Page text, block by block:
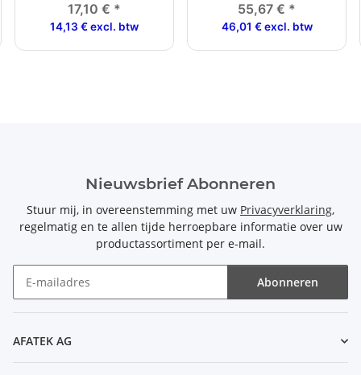
17,10 € *
14,13 € excl. btw
55,67 € *
46,01 € excl. btw
Nieuwsbrief Abonneren
Stuur mij, in overeenstemming met uw Privacyverklaring,
regelmatig en te allen tijde herroepbare informatie over uw
productassortiment per e-mail.
Abonneren
AFATEK AG